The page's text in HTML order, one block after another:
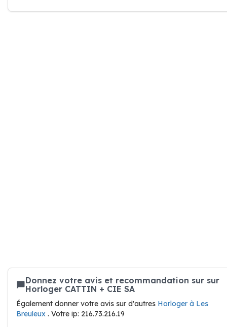
Donnez votre avis et recommandation sur sur
Horloger CATTIN + CIE SA
Également donner votre avis sur d'autres Horloger à Les
Breuleux . Votre ip: 216.73.216.19